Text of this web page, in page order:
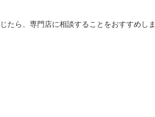
たら、専門店に相談することをおすすめしま